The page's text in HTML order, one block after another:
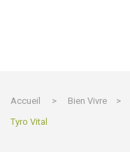
Accueil > Bien Vivre >
Tyro Vital